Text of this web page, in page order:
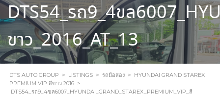
DTS54_รถ9_4ขล
ขาว_2016_AT_13
DTS AUTO GROUP > LISTINGS > รถมือสอง > HYUNDAI GRAND STAREX
PREMIUM VIP สีขาว 2016 >
DTS54_รถ9_4ขล6007_HYUNDAI_GRAND_STAREX_PREMIUM_VIP_สี